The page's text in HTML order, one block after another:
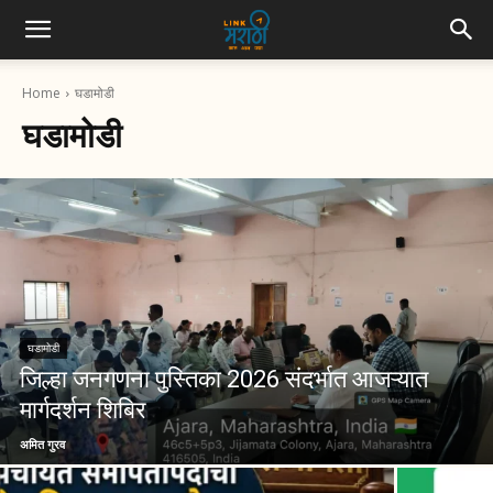
Home घडामोडी
घडामोडी
घडामोडी
जिल्हा जनगणना पुस्तिका 2026 संदर्भात आजऱ्यात
मार्गदर्शन शिबिर
अमित गुरव